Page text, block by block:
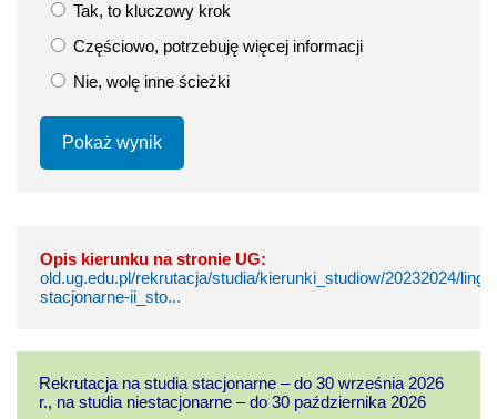
Tak, to kluczowy krok
Częściowo, potrzebuję więcej informacji
Nie, wolę inne ścieżki
Pokaż wynik
Opis kierunku na stronie UG:
old.ug.edu.pl/rekrutacja/studia/kierunki_studiow/20232024/
stacjonarne-ii_sto...
Rekrutacja na studia stacjonarne – do 30 września 2026
r., na studia niestacjonarne – do 30 października 2026